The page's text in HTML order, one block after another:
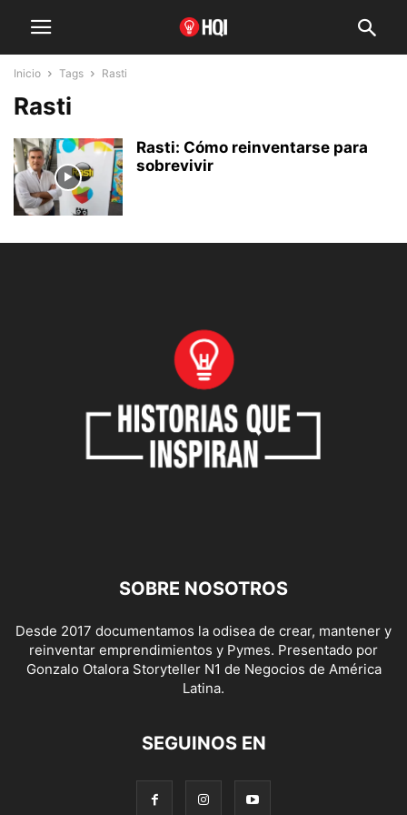
Inicio Tags Rasti
Rasti
Rasti: Cómo reinventarse para
sobrevivir
SOBRE NOSOTROS
Desde 2017 documentamos la odisea de crear, mantener y
reinventar emprendimientos y Pymes. Presentado por
Gonzalo Otalora Storyteller N1 de Negocios de América
Latina.
SEGUINOS EN